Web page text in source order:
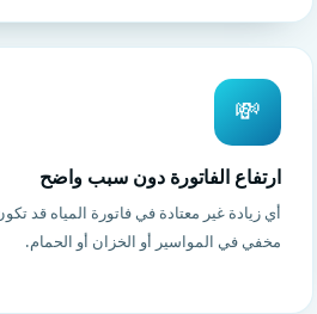
💸
ارتفاع الفاتورة دون سبب واضح
أي زيادة غير معتادة في فاتورة المياه قد
مخفي في المواسير أو الخزان أو الحمام.